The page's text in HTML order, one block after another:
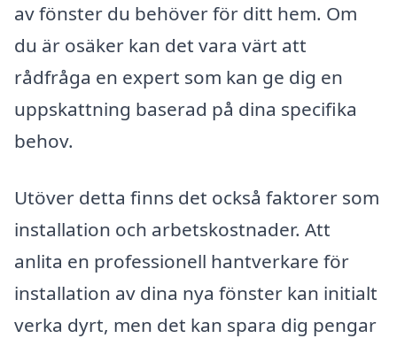
av fönster du behöver för ditt hem. Om
du är osäker kan det vara värt att
rådfråga en expert som kan ge dig en
uppskattning baserad på dina specifika
behov.
Utöver detta finns det också faktorer som
installation och arbetskostnader. Att
anlita en professionell hantverkare för
installation av dina nya fönster kan initialt
verka dyrt, men det kan spara dig pengar